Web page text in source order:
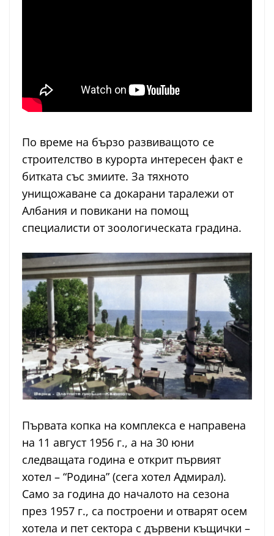
По време на бързо развиващото се
строителство в курорта интересен факт е
битката със змиите. За тяхното
унищожаване са докарани таралежи от
Албания и повикани на помощ
специалисти от зоологическата градина.
Първата копка на комплекса е направена
на 11 август 1956 г., а на 30 юни
следващата година е открит първият
хотел – “Родина” (сега хотел Адмирал).
Само за година до началото на сезона
през 1957 г., са построени и отварят осем
хотела и пет сектора с дървени къщички –